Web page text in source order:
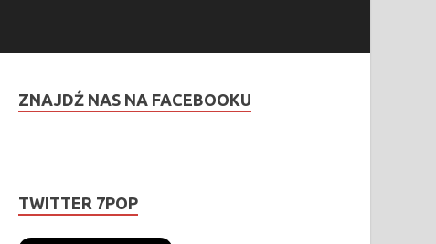
ZNAJDŹ NAS NA FACEBOOKU
TWITTER 7POP